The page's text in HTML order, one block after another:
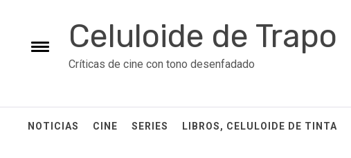
content
Toggle
Celuloide de Trapo
Críticas de cine con tono desenfadado
NOTICIAS CINE SERIES LIBROS, CELULOIDE DE TINTA